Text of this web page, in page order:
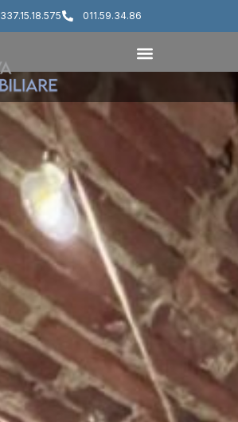
337.15.18.575 011.59.34.86